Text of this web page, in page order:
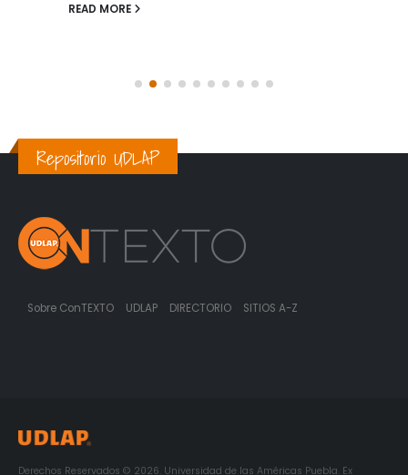
READ MORE
Repositorio UDLAP
Sobre ConTEXTO UDLAP DIRECTORIO SITIOS A-Z
Derechos Reservados © 2026. Universidad de las Américas Puebla. Ex